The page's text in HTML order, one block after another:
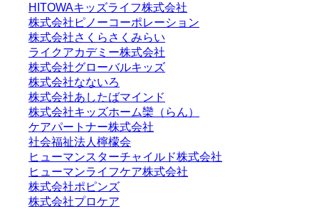
HITOWAキッズライフ株式会社
株式会社ピノーコーポレーション
株式会社さくらさくみらい
ライクアカデミー株式会社
株式会社グローバルキッズ
株式会社なないろ
株式会社あしたばマインド
株式会社キッズホーム欒（らん）
ケアパートナー株式会社
社会福祉法人檸檬会
ヒューマンスターチャイルド株式会社
ヒューマンライフケア株式会社
株式会社ポピンズ
株式会社プロケア